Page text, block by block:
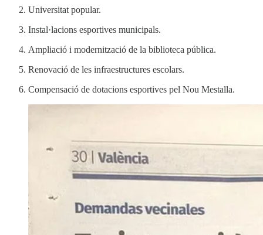
Universitat popular.
Instal·lacions esportives municipals.
Ampliació i modernització de la biblioteca pública.
Renovació de les infraestructures escolars.
Compensació de dotacions esportives pel Nou Mestalla.